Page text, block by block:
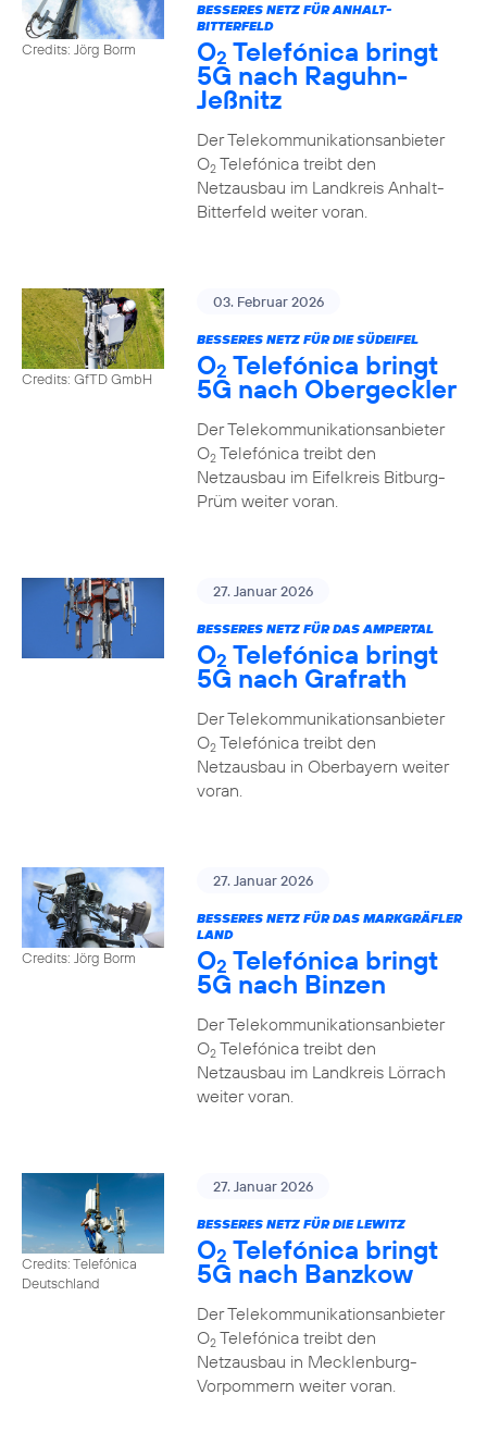
Credits: Jörg Borm
BESSERES NETZ FÜR ANHALT-
BITTERFELD
O2 Telefónica bringt
5G nach Raguhn-
Jeßnitz
Der Telekommunikationsanbieter
O2Telefónica treibt den
Netzausbau im Landkreis Anhalt-
Bitterfeld weiter voran.
Credits: GfTD GmbH
03. Februar 2026
BESSERES NETZ FÜR DIE SÜDEIFEL
O2 Telefónica bringt
5G nach Obergeckler
Der Telekommunikationsanbieter
O2Telefónica treibt den
Netzausbau im Eifelkreis Bitburg-
Prüm weiter voran.
27. Januar 2026
BESSERES NETZ FÜR DAS AMPERTAL
O2 Telefónica bringt
5G nach Grafrath
Der Telekommunikationsanbieter
O2Telefónica treibt den
Netzausbau in Oberbayern weiter
voran.
Credits: Jörg Borm
27. Januar 2026
BESSERES NETZ FÜR DAS MARKGRÄFLER
LAND
O2 Telefónica bringt
5G nach Binzen
Der Telekommunikationsanbieter
O2Telefónica treibt den
Netzausbau im Landkreis Lörrach
weiter voran.
Credits: Telefónica
Deutschland
27. Januar 2026
BESSERES NETZ FÜR DIE LEWITZ
O2 Telefónica bringt
5G nach Banzkow
Der Telekommunikationsanbieter
O2Telefónica treibt den
Netzausbau in Mecklenburg-
Vorpommern weiter voran.